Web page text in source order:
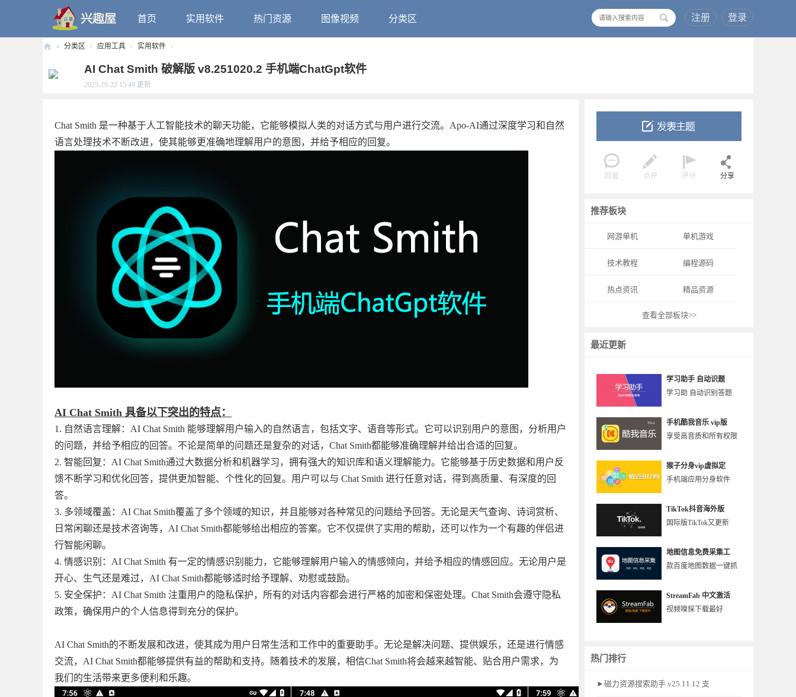
首页 实用软件 热门资源 图像视频 分类区 注册 登录
趣
» 分类区 › 应用工具 › 实用软件 ›
AI Chat Smith 破解版 v8.251020.2 手机端ChatGpt软件
2025-10-22 15:49 更新
回复 点评 评分 分享
推荐板块
网游单机 单机游戏
技术教程 编程源码
热点资讯 精品资源
查看全部板块>>
最近更新
学习助手 自动识题
学习助 自动识别答题
手机酷我音乐 vip版
享受高音质和所有权限
猴子分身vip虚拟定
手机端应用分身软件
TikTok抖音海外版
国际版TikTok又更新
地图信息免费采集工
款百度地图数据一键抓
StreamFab 中文激活
视频嗅探下载最好
热门排行
►磁力资源搜索助手 v25.11.12 支
Chat Smith 是一种基于人工智能技术的聊天功能，它能够模拟人类的对话方式与用户进行交流。Apo-AI通过深度学习和自然
语言处理技术不断改进，使其能够更准确地理解用户的意图，并给予相应的回复。
AI Chat Smith 具备以下突出的特点：
1. 自然语言理解：AI Chat Smith 能够理解用户输入的自然语言，包括文字、语音等形式。它可以识别用户的意图，分析用户
的问题，并给予相应的回答。不论是简单的问题还是复杂的对话，Chat Smith都能够准确理解并给出合适的回复。
2. 智能回复：AI Chat Smith通过大数据分析和机器学习，拥有强大的知识库和语义理解能力。它能够基于历史数据和用户反
馈不断学习和优化回答，提供更加智能、个性化的回复。用户可以与 Chat Smith 进行任意对话，得到高质量、有深度的回
答。
3. 多领域覆盖：AI Chat Smith覆盖了多个领域的知识，并且能够对各种常见的问题给予回答。无论是天气查询、诗词赏析、
日常闲聊还是技术咨询等，AI Chat Smith都能够给出相应的答案。它不仅提供了实用的帮助，还可以作为一个有趣的伴侣进
行智能闲聊。
4. 情感识别：AI Chat Smith 有一定的情感识别能力，它能够理解用户输入的情感倾向，并给予相应的情感回应。无论用户是
开心、生气还是难过，AI Chat Smith都能够适时给予理解、劝慰或鼓励。
5. 安全保护：AI Chat Smith 注重用户的隐私保护，所有的对话内容都会进行严格的加密和保密处理。Chat Smith会遵守隐私
政策，确保用户的个人信息得到充分的保护。
AI Chat Smith的不断发展和改进，使其成为用户日常生活和工作中的重要助手。无论是解决问题、提供娱乐，还是进行情感
交流，AI Chat Smith都能够提供有益的帮助和支持。随着技术的发展，相信Chat Smith将会越来越智能、贴合用户需求，为
我们的生活带来更多便利和乐趣。